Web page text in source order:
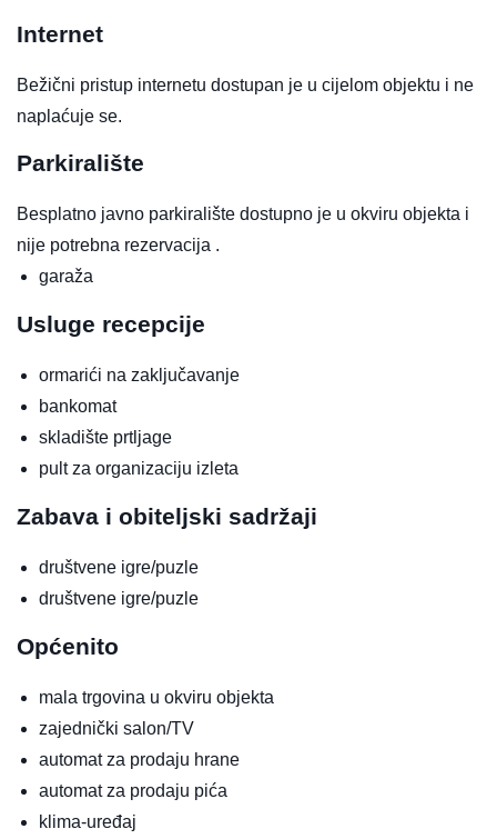
Internet
Bežični pristup internetu dostupan je u cijelom objektu i ne
naplaćuje se.
Parkiralište
Besplatno javno parkiralište dostupno je u okviru objekta i
nije potrebna rezervacija .
garaža
Usluge recepcije
ormarići na zaključavanje
bankomat
skladište prtljage
pult za organizaciju izleta
Zabava i obiteljski sadržaji
društvene igre/puzle
društvene igre/puzle
Općenito
mala trgovina u okviru objekta
zajednički salon/TV
automat za prodaju hrane
automat za prodaju pića
klima-uređaj